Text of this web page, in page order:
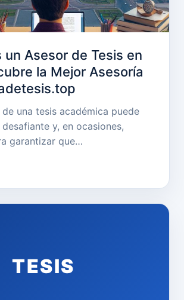
un Asesor de Tesis en
la Mejor Asesoría
una tesis académica puede
y, en ocasiones,
garantizar que…
TESIS